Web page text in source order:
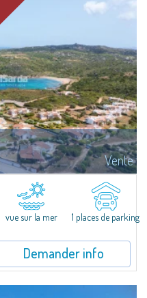
Vente
natural frame of Porto
living area with open kitchen,
from the main body is a...
vue sur la mer 1 places de parking
Demander info